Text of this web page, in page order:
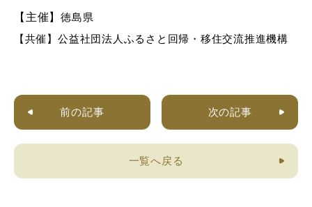
【主催】 徳島県
【共催】公益社団法人ふるさと回帰・移住交流推進機構
前の記事 次の記事
一覧へ戻る